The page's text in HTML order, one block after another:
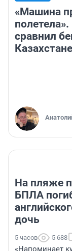
«Машина
сравнил
На пляже
БПЛА
дочь
5 часов 5 688
«Напоминает